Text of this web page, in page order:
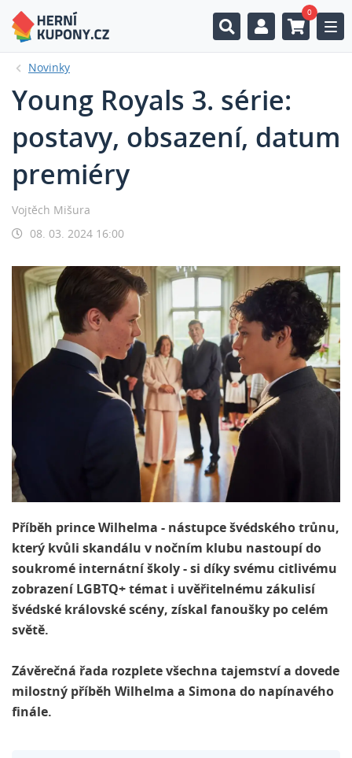
0
Novinky
Young Royals 3. série:
postavy, obsazení, datum
premiéry
Vojtěch Mišura
08. 03. 2024 16:00
Příběh prince Wilhelma - nástupce švédského trůnu,
který kvůli skandálu v nočním klubu nastoupí do
soukromé internátní školy - si díky svému citlivému
zobrazení LGBTQ+ témat i uvěřitelnému zákulisí
švédské královské scény, získal fanoušky po celém
světě.
Závěrečná řada rozplete všechna tajemství a dovede
milostný příběh Wilhelma a Simona do napínavého
finále.